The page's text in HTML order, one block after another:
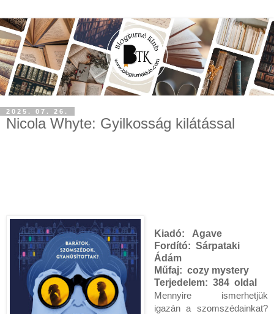
2025. 07. 26.
Nicola Whyte: Gyilkosság kilátással
Kiadó: Agave
Fordító: Sárpataki
Ádám
Műfaj: cozy mystery
Terjedelem: 384 oldal
Mennyire ​ismerhetjük
igazán a szomszédainkat?